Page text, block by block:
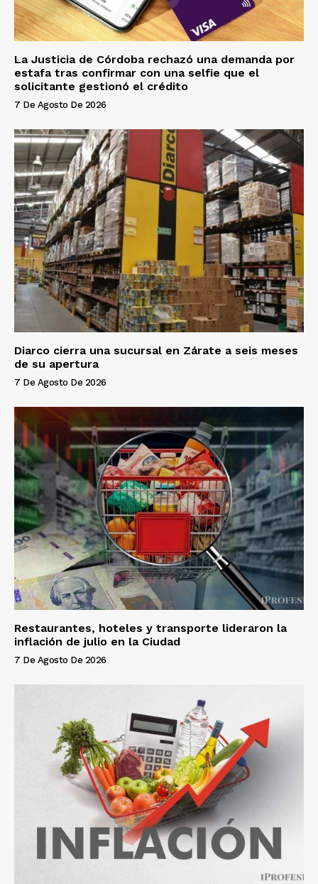
La Justicia de Córdoba rechazó una demanda por
estafa tras confirmar con una selfie que el
solicitante gestionó el crédito
7 De Agosto De 2026
Diarco cierra una sucursal en Zárate a seis meses
de su apertura
7 De Agosto De 2026
Restaurantes, hoteles y transporte lideraron la
inflación de julio en la Ciudad
7 De Agosto De 2026